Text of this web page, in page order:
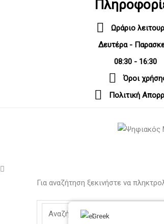
Ωράριο
Δευτέρα -
08:30 - 16:30
Όροι
Πολιτική
Για αναζήτηση ξεκινήστε να
Greek